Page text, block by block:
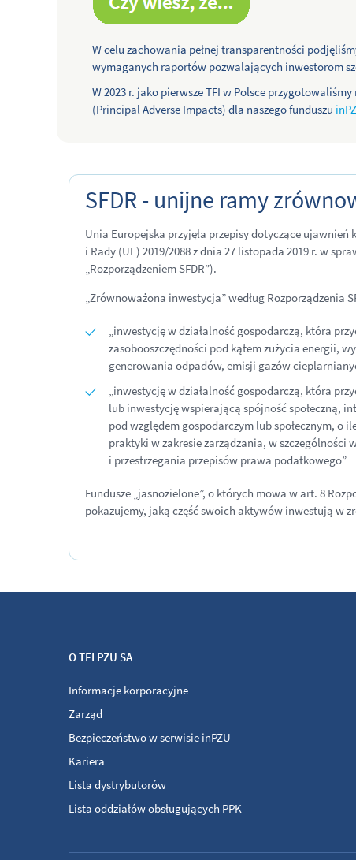
W celu zachowania pełnej transparentności
wymaganych raportów pozwalających inwestorom
W 2023 r. jako pierwsze TFI w Polsce
(Principal Adverse Impacts) dla naszego funduszu
SFDR - unijne ramy
Unia Europejska przyjęła przepisy dotyczące
i Rady (UE) 2019/2088 z dnia 27 listopada 2019 r. w
„Rozporządzeniem SFDR”).
„Zrównoważona inwestycja” według Rozporządzenia
„inwestycję w działalność gospodarczą, która
zasobooszczędności pod kątem zużycia energii,
generowania odpadów, emisji gazów
„inwestycję w działalność gospodarczą, która
lub inwestycję wspierającą spójność społeczną,
pod względem gospodarczym lub społecznym, o
praktyki w zakresie zarządzania, w
i przestrzegania przepisów prawa podatkowego”
Fundusze „jasnozielone”, o których mowa w art. 8
pokazujemy, jaką część swoich aktywów inwestują w
O TFI PZU SA
Informacje korporacyjne
Zarząd
Bezpieczeństwo w serwisie inPZU
Kariera
Lista dystrybutorów
Lista oddziałów obsługujących PPK